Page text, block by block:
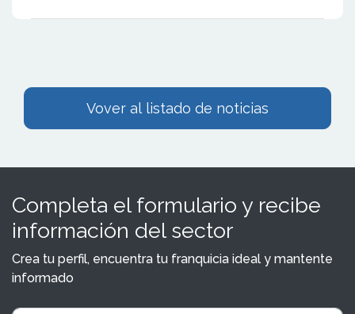
Vover al listado de noticias
Completa el formulario y recibe
información del sector
Crea tu perfil, encuentra tu franquicia ideal y mantente
informado